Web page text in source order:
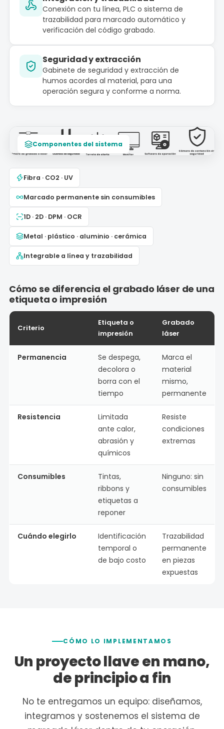
Conexión con tu línea, PLC o sistema de
trazabilidad para marcado automático y
verificación del código grabado.
Seguridad y extracción
Gabinete de seguridad y extracción de
humos acordes al material, para una
operación segura y conforme a norma.
Componentes del sistema
Fibra · CO2 · UV
Marcado permanente sin consumibles
1D · 2D · DPM · OCR
Metal · plástico · aluminio · cerámica
Integrable a línea y trazabilidad
Cómo se diferencia el grabado láser de una
etiqueta o impresión
Criterio
Etiqueta o
impresión
Grabado
láser
Permanencia
Se despega,
decolora o
borra con el
tiempo
Marca el
material
mismo,
permanente
Resistencia
Limitada
ante calor,
abrasión y
químicos
Resiste
condiciones
extremas
Consumibles
Tintas,
ribbons y
etiquetas a
reponer
Ninguno: sin
consumibles
Cuándo elegirlo
Identificación
temporal o
de bajo costo
Trazabilidad
permanente
en piezas
expuestas
CÓMO LO IMPLEMENTAMOS
Un proyecto llave en mano,
de principio a fin
No te entregamos un equipo: diseñamos,
integramos y sostenemos el sistema de